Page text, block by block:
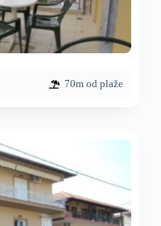
70m od plaže